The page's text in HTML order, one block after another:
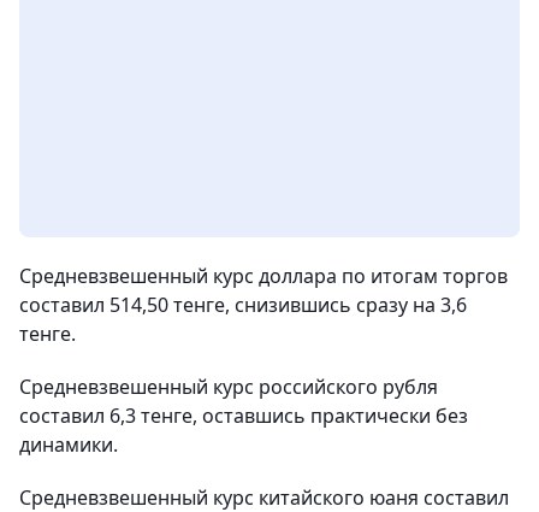
Средневзвешенный курс доллара по итогам торгов
составил 514,50 тенге, снизившись сразу на 3,6
тенге.
Средневзвешенный курс российского рубля
составил 6,3 тенге, оставшись практически без
динамики.
Средневзвешенный курс китайского юаня составил